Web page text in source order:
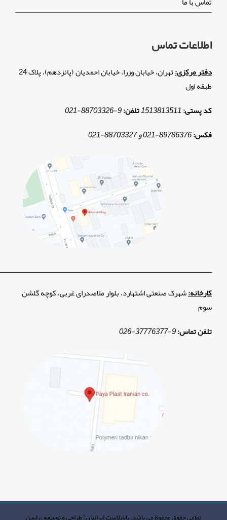
اطلاعات تماس
دفتر مرکزی:
تهران، خیابان وزرا، خیابان احمدیان (پانزدهم)، پلاک 24
طبقه اول
کد پستی:1513813511تلفن:9
-
88703326
-
021
فکس:89786376
-021 و 88703327
-
021
کارخانه:شهرک صنعتی اشتهارد، بلوار ملاصدرای غربی، کوچه گلشن
سوم
تلفن تماس:9
-
37776377
-
026